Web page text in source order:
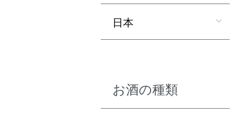
日本
お酒の種類